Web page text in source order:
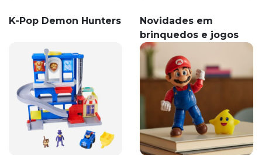
K-Pop Demon Hunters
Novidades em
brinquedos e jogos